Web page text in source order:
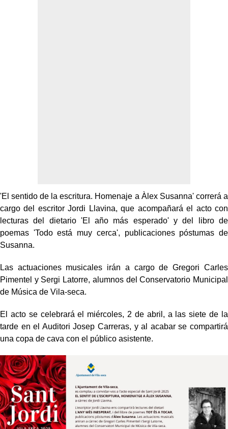
'El sentido de la escritura. Homenaje a Àlex Susanna' correrá a
cargo del escritor Jordi Llavina, que acompañará el acto con
lecturas del dietario 'El año más esperado' y del libro de
poemas 'Todo está muy cerca', publicaciones póstumas de
Susanna.
Las actuaciones musicales irán a cargo de Gregori Carles
Pimentel y Sergi Latorre, alumnos del Conservatorio Municipal
de Música de Vila-seca.
El acto se celebrará el miércoles, 2 de abril, a las siete de la
tarde en el Auditori Josep Carreras, y al acabar se compartirá
una copa de cava con el público asistente.